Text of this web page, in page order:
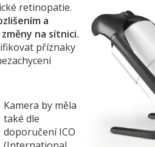
retinopatie.
a
na sítnici.
příznaky
Kamera by měla
také dle
doporučení ICO